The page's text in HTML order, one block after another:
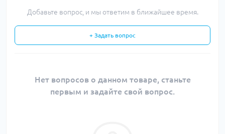
Добавьте вопрос, и мы ответим в ближайшее время.
+ Задать вопрос
Нет вопросов о данном товаре, станьте
первым и задайте свой вопрос.